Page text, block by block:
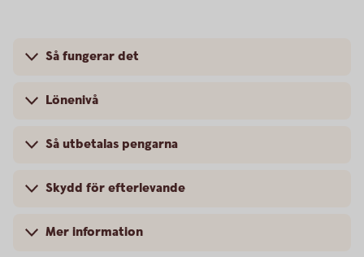
Så fungerar det
Lönenivå
Så utbetalas pengarna
Skydd för efterlevande
Mer information